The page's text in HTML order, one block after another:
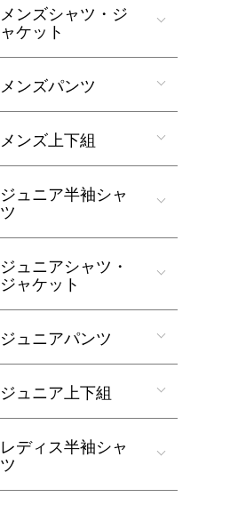
メンズシャツ・ジ
ャケット
メンズパンツ
メンズ上下組
ジュニア半袖シャ
ツ
ジュニアシャツ・
ジャケット
ジュニアパンツ
ジュニア上下組
レディス半袖シャ
ツ